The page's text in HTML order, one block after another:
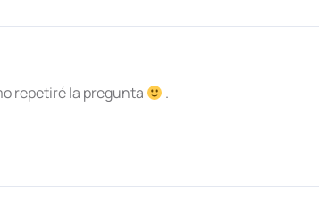
repetiré la pregunta .